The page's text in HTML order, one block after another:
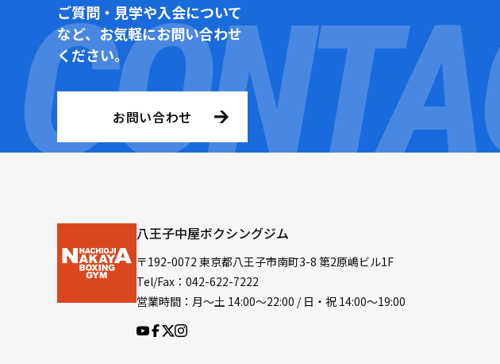
ご質問・見学や入会について
など、お気軽にお問い合わせ
ください。
お問い合わせ
八王子中屋ボクシングジム
〒192-0072 東京都八王子市南町3-8 第2原嶋ビル1F
Tel/Fax：042-622-7222
営業時間：月〜土 14:00〜22:00 / 日・祝 14:00〜19:00